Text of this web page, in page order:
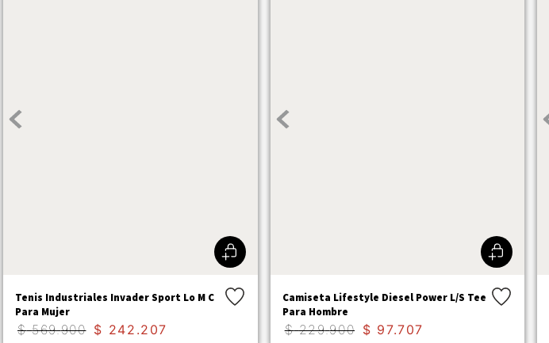
Tenis Industriales Invader Sport Lo M C
Para Mujer
$ 569.900 $ 242 .207
Camiseta Lifestyle Diesel Power L/S Tee
Para Hombre
$ 229.900 $ 97.707